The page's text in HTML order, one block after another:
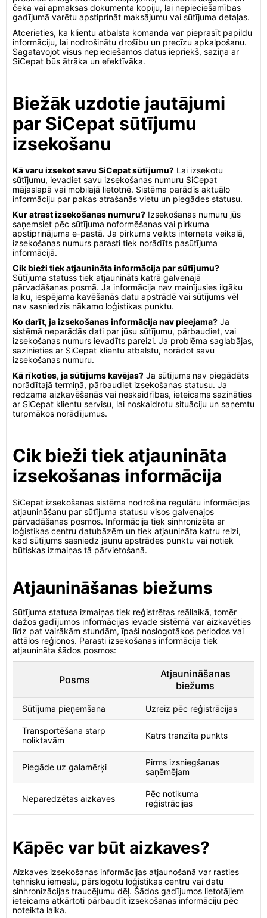
čeka vai apmaksas dokumenta kopiju, lai nepieciešamības
gadījumā varētu apstiprināt maksājumu vai sūtījuma detaļas.
Atcerieties, ka klientu atbalsta komanda var pieprasīt papildu
informāciju, lai nodrošinātu drošību un precīzu apkalpošanu.
Sagatavojot visus nepieciešamos datus iepriekš, saziņa ar
SiCepat būs ātrāka un efektīvāka.
Biežāk uzdotie jautājumi
par SiCepat sūtījumu
izsekošanu
Kā varu izsekot savu SiCepat sūtījumu? Lai izsekotu
sūtījumu, ievadiet savu izsekošanas numuru SiCepat
mājaslapā vai mobilajā lietotnē. Sistēma parādīs aktuālo
informāciju par pakas atrašanās vietu un piegādes statusu.
Kur atrast izsekošanas numuru? Izsekošanas numuru jūs
saņemsiet pēc sūtījuma noformēšanas vai pirkuma
apstiprinājuma e-pastā. Ja pirkums veikts interneta veikalā,
izsekošanas numurs parasti tiek norādīts pasūtījuma
informācijā.
Cik bieži tiek atjaunināta informācija par sūtījumu?
Sūtījuma statuss tiek atjaunināts katrā galvenajā
pārvadāšanas posmā. Ja informācija nav mainījusies ilgāku
laiku, iespējama kavēšanās datu apstrādē vai sūtījums vēl
nav sasniedzis nākamo loģistikas punktu.
Ko darīt, ja izsekošanas informācija nav pieejama? Ja
sistēmā neparādās dati par jūsu sūtījumu, pārbaudiet, vai
izsekošanas numurs ievadīts pareizi. Ja problēma saglabājas,
sazinieties ar SiCepat klientu atbalstu, norādot savu
izsekošanas numuru.
Kā rīkoties, ja sūtījums kavējas? Ja sūtījums nav piegādāts
norādītajā termiņā, pārbaudiet izsekošanas statusu. Ja
redzama aizkavēšanās vai neskaidrības, ieteicams sazināties
ar SiCepat klientu servisu, lai noskaidrotu situāciju un saņemtu
turpmākos norādījumus.
Cik bieži tiek atjaunināta
izsekošanas informācija
SiCepat izsekošanas sistēma nodrošina regulāru informācijas
atjaunināšanu par sūtījuma statusu visos galvenajos
pārvadāšanas posmos. Informācija tiek sinhronizēta ar
loģistikas centru datubāzēm un tiek atjaunināta katru reizi,
kad sūtījums sasniedz jaunu apstrādes punktu vai notiek
būtiskas izmaiņas tā pārvietošanā.
Atjaunināšanas biežums
Sūtījuma statusa izmaiņas tiek reģistrētas reāllaikā, tomēr
dažos gadījumos informācijas ievade sistēmā var aizkavēties
līdz pat vairākām stundām, īpaši noslogotākos periodos vai
attālos reģionos. Parasti izsekošanas informācija tiek
atjaunināta šādos posmos:
Posms
Atjaunināšanas
biežums
Sūtījuma pieņemšana Uzreiz pēc reģistrācijas
Transportēšana starp
noliktavām
Katrs tranzīta punkts
Piegāde uz galamērķi
Pirms izsniegšanas
saņēmējam
Neparedzētas aizkaves
Pēc notikuma
reģistrācijas
Kāpēc var būt aizkaves?
Aizkaves izsekošanas informācijas atjaunošanā var rasties
tehnisku iemeslu, pārslogotu loģistikas centru vai datu
sinhronizācijas traucējumu dēļ. Šādos gadījumos lietotājiem
ieteicams atkārtoti pārbaudīt izsekošanas informāciju pēc
noteikta laika.